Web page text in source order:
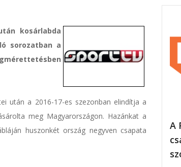
kosárlabda
sorozatban a
után a 2016-17-es szezonban elindítja a
meg Magyarországon. Hazánkat a
huszonkét ország negyven csapata
A